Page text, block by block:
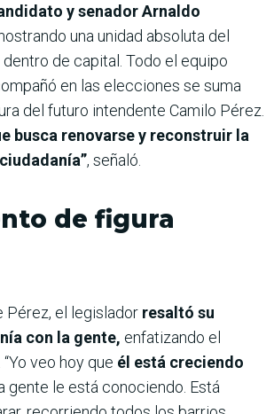
y senador Arnaldo
una unidad absoluta del
de capital. Todo el equipo
en las elecciones se suma
del futuro intendente Camilo Pérez.
busca renovarse y reconstruir la
, señaló.
de figura
Pérez, el legislador resaltó su
con la gente, enfatizando el
veo hoy que él está creciendo
gente le está conociendo. Está